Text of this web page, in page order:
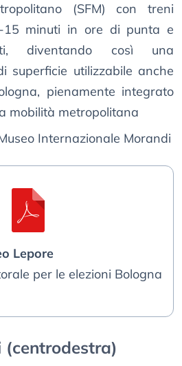
(SFM) con treni
15 minuti in ore di punta e
diventando così una
superficie utilizzabile anche
pienamente integrato
mobilità metropolitana
Internazionale Morandi
Lepore
per le elezioni Bologna